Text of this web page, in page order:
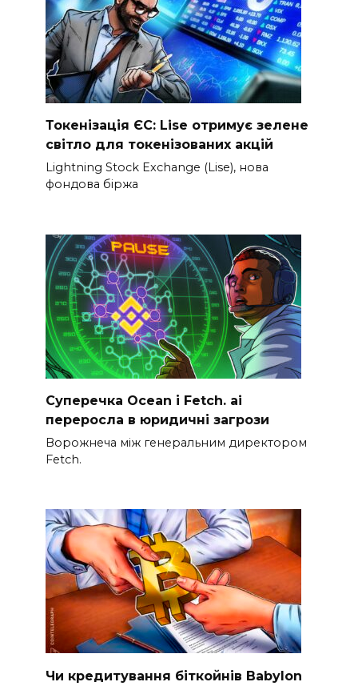
Токенізація ЄС: Lise отримує зелене
світло для токенізованих акцій
Lightning Stock Exchange (Lise), нова
фондова біржа
Суперечка Ocean і Fetch. ai
переросла в юридичні загрози
Ворожнеча між генеральним директором
Fetch.
Чи кредитування біткойнів Babylon